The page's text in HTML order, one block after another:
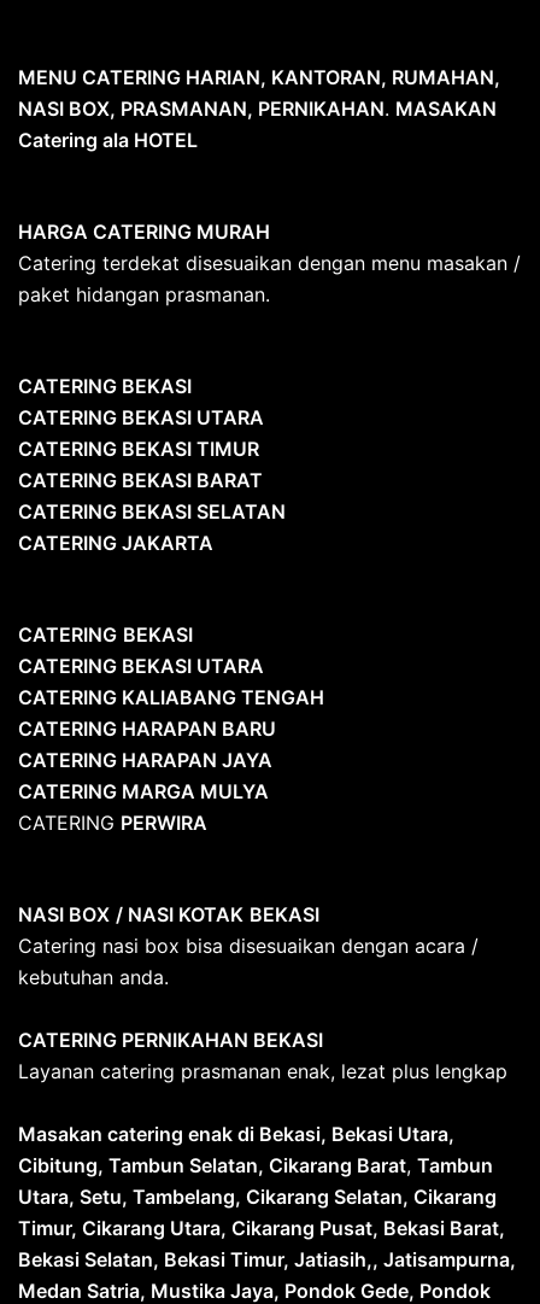
MENU CATERING HARIAN, KANTORAN, RUMAHAN,
NASI BOX, PRASMANAN, PERNIKAHAN. MASAKAN
Catering ala HOTEL
HARGA CATERING MURAH
Catering terdekat disesuaikan dengan menu masakan /
paket hidangan prasmanan.
CATERING BEKASI
CATERING BEKASI UTARA
CATERING BEKASI TIMUR
CATERING BEKASI BARAT
CATERING BEKASI SELATAN
CATERING JAKARTA
CATERING BEKASI
CATERING BEKASI UTARA
CATERING KALIABANG TENGAH
CATERING HARAPAN BARU
CATERING HARAPAN JAYA
CATERING MARGA MULYA
CATERING PERWIRA
NASI BOX / NASI KOTAK BEKASI
Catering nasi box bisa disesuaikan dengan acara /
kebutuhan anda.
CATERING PERNIKAHAN BEKASI
Layanan catering prasmanan enak, lezat plus lengkap
Masakan catering enak di Bekasi, Bekasi Utara,
Cibitung, Tambun Selatan, Cikarang Barat, Tambun
Utara, Setu, Tambelang, Cikarang Selatan, Cikarang
Timur, Cikarang Utara, Cikarang Pusat, Bekasi Barat,
Bekasi Selatan, Bekasi Timur, Jatiasih,, Jatisampurna,
Medan Satria, Mustika Jaya, Pondok Gede, Pondok